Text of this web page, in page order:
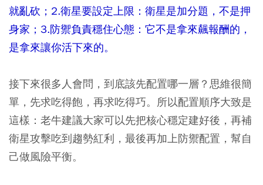
就亂砍；2.衛星要設定上限：衛星是加分題，不是押
身家；3.防禦負責穩住心態：它不是拿來飆報酬的，
是拿來讓你活下來的。
接下來很多人會問，到底該先配置哪一層？思維很簡
單，先求吃得飽，再求吃得巧。所以配置順序大致是
這樣：老牛建議大家可以先把核心穩定建好後，再補
衛星攻擊吃到趨勢紅利，最後再加上防禦配置，幫自
己做風險平衡。